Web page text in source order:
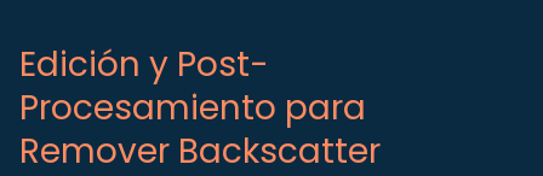
Edición y Post-
Procesamiento para
Remover Backscatter